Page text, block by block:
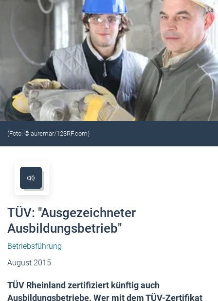
(Foto: © auremar/123RF.com)
TÜV: "Ausgezeichneter
Ausbildungsbetrieb"
Betriebsführung
August 2015
TÜV Rheinland zertifiziert künftig auch
Ausbildungsbetriebe. Wer mit dem TÜV-Zertifikat